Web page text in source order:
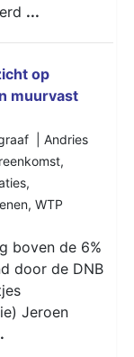
...
op
muurvast
| Andries
,
,
, WTP
boven de 6%
door de DNB
Jeroen